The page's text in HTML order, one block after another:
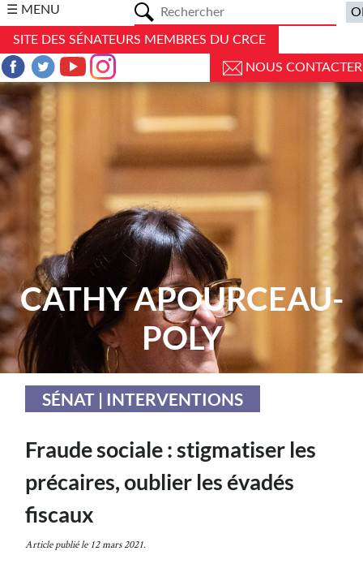
☰ MENU
SITE DES SÉNATEURS MEMBRES DU CRCE
NOUS CONTACTER
CATHY APOURCEAU-
POLY
SÉNAT | INTERVENTIONS
Fraude sociale : stigmatiser les
précaires, oublier les évadés
fiscaux
Article publié le 12 mars 2021.